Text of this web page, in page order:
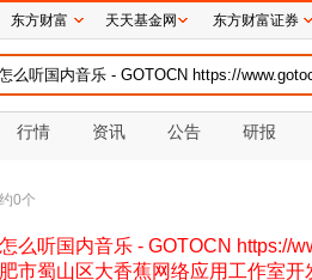
行情 资讯 公告 研报
0个
么听国内音乐 - GOTOCN https://
市蜀山区大香蕉网络应用工作室开
东方财富 天天基金网 东方财富证券